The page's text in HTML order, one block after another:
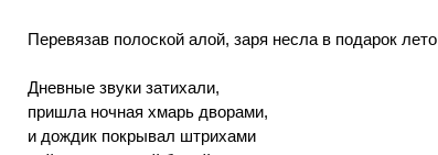
Перевязав полоской алой, заря несла в подарок лето
Дневные звуки затихали,
пришла ночная хмарь дворами,
и дождик покрывал штрихами